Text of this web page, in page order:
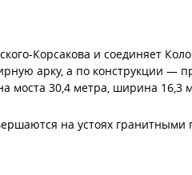
Корсакова и соединяет
арку, а по конструкции —
моста 30,4 метра, ширина 16,3
на устоях